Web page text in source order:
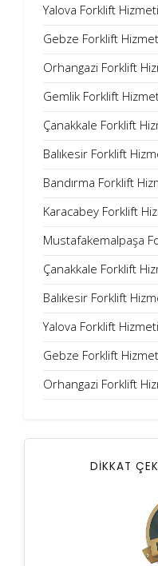
Yalova Forklift Hizmeti
Gebze Forklift
Orhangazi Forklift
Gemlik Forklift
Çanakkale Forklift
Balıkesir Forklift
Bandırma Forklift
Karacabey Forklift
Mustafakemalpaşa
Çanakkale Forklift
Balıkesir Forklift
Yalova Forklift Hizmeti
Gebze Forklift
Orhangazi Forklift
DİKKAT